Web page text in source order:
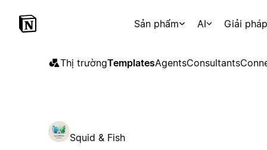
Sản phẩm AI Giải pháp
Thị trườngTemplatesAgentsConsultants
Squid & Fish